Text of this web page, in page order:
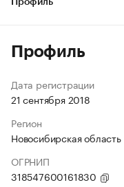
Профиль
Профиль
Дата регистрации
21 сентября 2018
Регион
Новосибирская область
ОГРНИП
318547600161830